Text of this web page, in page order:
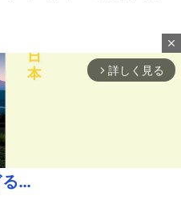
12(日)19:02:13 0
て村井さんを唖然とさせて
…
12(日)19:03:34 0
る…
close
arrow_forward_ios 詳しく見る